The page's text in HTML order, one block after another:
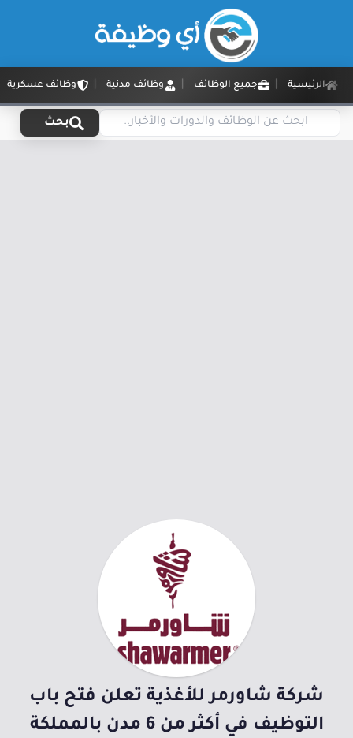
الرئيسية جميع الوظائف وظائف مدنية وظائف عسكرية
بحث
شركة شاورمر للأغذية تعلن فتح باب
التوظيف في أكثر من 6 مدن بالمملكة